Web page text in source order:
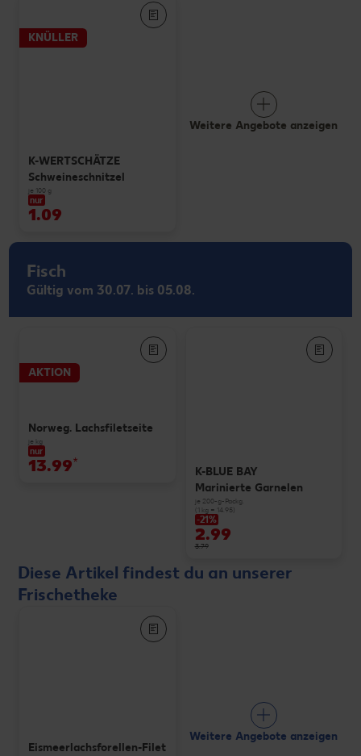
KNÜLLER
K-WERTSCHÄTZE
Schweineschnitzel
je 100 g
nur
1.09
Weitere Angebote anzeigen
Fisch
Gültig vom 30.07. bis 05.08.
AKTION
Norweg. Lachsfiletseite
je kg
nur
13.99*
K-BLUE BAY
Marinierte Garnelen
je 200-g-Packg.
(1 kg = 14.95)
-21%
2.99
3.79
Diese Artikel findest du an unserer
Frischetheke
Eismeerlachsforellen-Filet
Weitere Angebote anzeigen